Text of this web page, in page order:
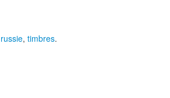
russie, timbres.